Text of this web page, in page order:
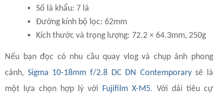
Số lá khẩu: 7 lá
Đường kính bộ lọc: 62mm
Kích thước và trọng lượng: 72.2 × 64.3mm, 250g
Nếu bạn đọc có nhu cầu quay vlog và chụp ảnh phong
cảnh, Sigma 10-18mm f/2.8 DC DN Contemporarysẽ là
một lựa chọn hợp lý với Fujifilm X-M5. Với dải tiêu cự